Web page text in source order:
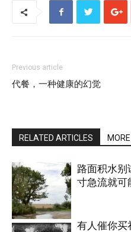
Previous article
代餐，一种健康的幻觉
RELATED ARTICLES
路面积水别
寸急流就可
有人催你买